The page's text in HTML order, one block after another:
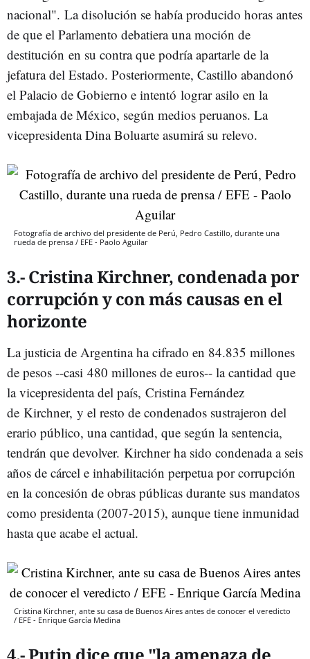
nacional". La disolución se había producido horas antes
de que el Parlamento debatiera una moción de
destitución en su contra que podría apartarle de la
jefatura del Estado. Posteriormente, Castillo abandonó
el Palacio de Gobierno e intentó lograr asilo en la
embajada de México, según medios peruanos. La
vicepresidenta Dina Boluarte asumirá su relevo.
Fotografía de archivo del presidente de Perú, Pedro Castillo, durante una
rueda de prensa / EFE - Paolo Aguilar
3.- Cristina Kirchner, condenada por
corrupción y con más causas en el
horizonte
La justicia de Argentina ha cifrado en 84.835 millones
de pesos --casi 480 millones de euros-- la cantidad que
la vicepresidenta del país, Cristina Fernández
de Kirchner, y el resto de condenados sustrajeron del
erario público, una cantidad, que según la sentencia,
tendrán que devolver. Kirchner ha sido condenada a seis
años de cárcel e inhabilitación perpetua por corrupción
en la concesión de obras públicas durante sus mandatos
como presidenta (2007-2015), aunque tiene inmunidad
hasta que acabe el actual.
Cristina Kirchner, ante su casa de Buenos Aires antes de conocer el veredicto
/ EFE - Enrique García Medina